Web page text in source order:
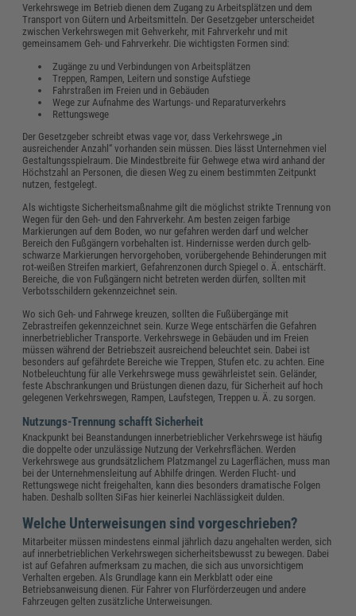
Verkehrswege im Betrieb dienen dem Zugang zu Arbeitsplätzen und dem
Transport von Gütern und Arbeitsmitteln. Der Gesetzgeber unterscheidet
zwischen Verkehrswegen mit Gehverkehr, mit Fahrverkehr und mit
gemeinsamem Geh- und Fahrverkehr. Die wichtigsten Formen sind:
Zugänge zu und Verbindungen von Arbeitsplätzen
Treppen, Rampen, Leitern und sonstige Aufstiege
Fahrstraßen im Freien und in Gebäuden
Wege zur Aufnahme des Wartungs- und Reparaturverkehrs
Rettungswege
Der Gesetzgeber schreibt etwas vage vor, dass Verkehrswege „in
ausreichender Anzahl“ vorhanden sein müssen. Dies lässt Unternehmen viel
Gestaltungsspielraum. Die Mindestbreite für Gehwege etwa wird anhand der
Höchstzahl an Personen, die diesen Weg zu einem bestimmten Zeitpunkt
nutzen, festgelegt.
Als wichtigste Sicherheitsmaßnahme gilt die möglichst strikte Trennung von
Wegen für den Geh- und den Fahrverkehr. Am besten zeigen farbige
Markierungen auf dem Boden, wo nur gefahren werden darf und welcher
Bereich den Fußgängern vorbehalten ist. Hindernisse werden durch gelb-
schwarze Markierungen hervorgehoben, vorübergehende Behinderungen mit
rot-weißen Streifen markiert, Gefahrenzonen durch Spiegel o. Ä. entschärft.
Bereiche, die von Fußgängern nicht betreten werden dürfen, sollten mit
Verbotsschildern gekennzeichnet sein.
Wo sich Geh- und Fahrwege kreuzen, sollten die Fußübergänge mit
Zebrastreifen gekennzeichnet sein. Kurze Wege entschärfen die Gefahren
innerbetrieblicher Transporte. Verkehrswege in Gebäuden und im Freien
müssen während der Betriebszeit ausreichend beleuchtet sein. Dabei ist
besonders auf gefährdete Bereiche wie Treppen, Stufen etc. zu achten. Eine
Notbeleuchtung für alle Verkehrswege muss gewährleistet sein. Geländer,
feste Abschrankungen und Brüstungen dienen dazu, für Sicherheit auf hoch
gelegenen Verkehrswegen, Rampen, Laufstegen, Treppen u. Ä. zu sorgen.
Nutzungs-Trennung schafft Sicherheit
Knackpunkt bei Beanstandungen innerbetrieblicher Verkehrswege ist häufig
die doppelte oder unzulässige Nutzung der Verkehrsflächen. Werden
Verkehrswege aus grundsätzlichem Platzmangel zu Lagerflächen, muss man
bei der Unternehmensleitung auf Abhilfe dringen. Werden Flucht- und
Rettungswege nicht freigehalten, kann dies besonders dramatische Folgen
haben. Deshalb sollten SiFas hier keinerlei Nachlässigkeit dulden.
Welche Unterweisungen sind vorgeschrieben?
Mitarbeiter müssen mindestens einmal jährlich dazu angehalten werden, sich
auf innerbetrieblichen Verkehrswegen sicherheitsbewusst zu bewegen. Dabei
ist auf Gefahren aufmerksam zu machen, die sich aus unvorsichtigem
Verhalten ergeben. Als Grundlage kann ein Merkblatt oder eine
Betriebsanweisung dienen. Für Fahrer von Flurförderzeugen und andere
Fahrzeugen gelten zusätzliche Unterweisungen.